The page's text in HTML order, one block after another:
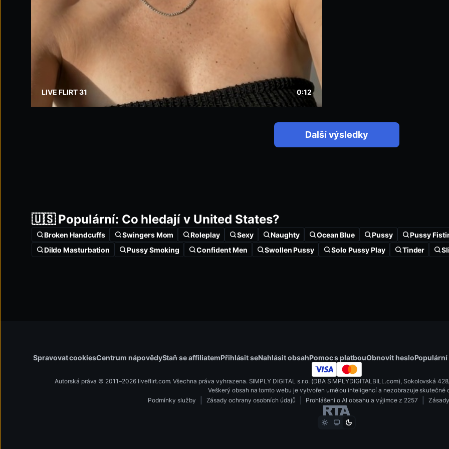
LIVE FLIRT 31 0:12
Další výsledky
🇺🇸 Populární: Co hledají v United States?
Broken Handcuffs Swingers Mom Roleplay Sexy Naughty Ocean Blue Pussy Pussy
Dildo Masturbation
Pussy Smoking Confident Men Swollen Pussy Solo Pussy Play Tinder
Spravovat cookiesCentrum nápovědyStaň se affiliatemPřihlásit seNahlásit obsahPomoc s platbouObnovit heslo
Autorská práva © 2011–2026 liveflirt.com. Všechna práva vyhrazena. SIMPLY DIGITAL s.r.o. (DBA SIMPLYDIGITALBILL.com), Sokolovská
Veškerý obsah na tomto webu je vytvořen umělou inteligencí a nezobrazuje skutečné
Podmínky služby
Zásady ochrany osobních údajů Prohlášení o AI obsahu a výjimce z 2257